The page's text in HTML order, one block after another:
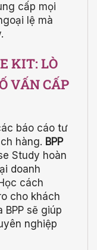
cấp mọi
lệ mà
KIT: LÒ
VẤN CẤP
báo cáo tư
hàng. BPP
Study hoàn
doanh
cách
cho khách
BPP sẽ giúp
nghiệp